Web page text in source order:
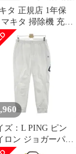
載
タ 正規店 1年保
キタ 掃除機 充電
カプセル式 クリ
ー CL280FDRFW
【バッテ
充電器付き】
充電式クリーナ
ドレス ハイパワー
モデル おすすめ エ
ズ：L PING ピン
ロン ジョガーパン